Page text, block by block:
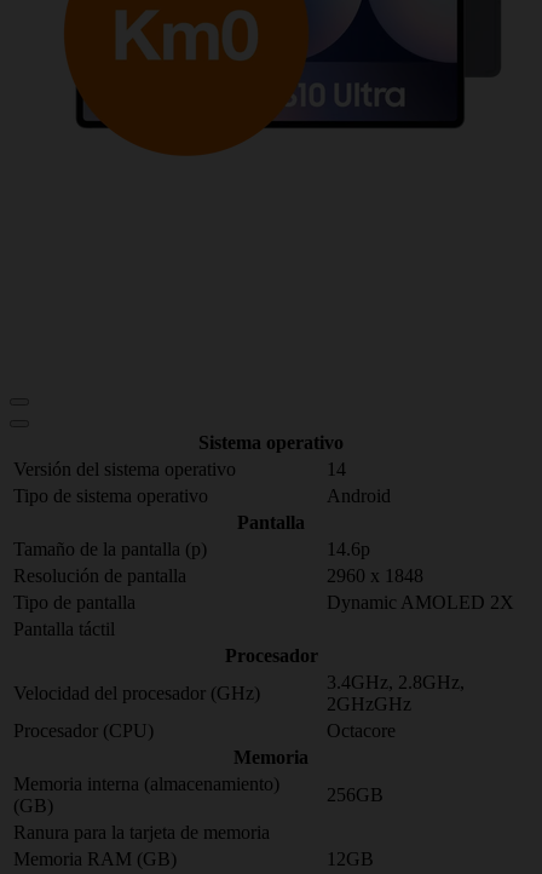
Sistema operativo
Versión del sistema operativo
14
Tipo de sistema operativo
Android
Pantalla
Tamaño de la pantalla (p)
14.6p
Resolución de pantalla
2960 x 1848
Tipo de pantalla
Dynamic AMOLED 2X
Pantalla táctil
Procesador
Velocidad del procesador (GHz)
3.4GHz, 2.8GHz,
2GHzGHz
Procesador (CPU)
Octacore
Memoria
Memoria interna (almacenamiento)
(GB)
256GB
Ranura para la tarjeta de memoria
Memoria RAM (GB)
12GB